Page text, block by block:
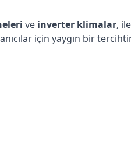
ve inverter klimalar,
için yaygın bir